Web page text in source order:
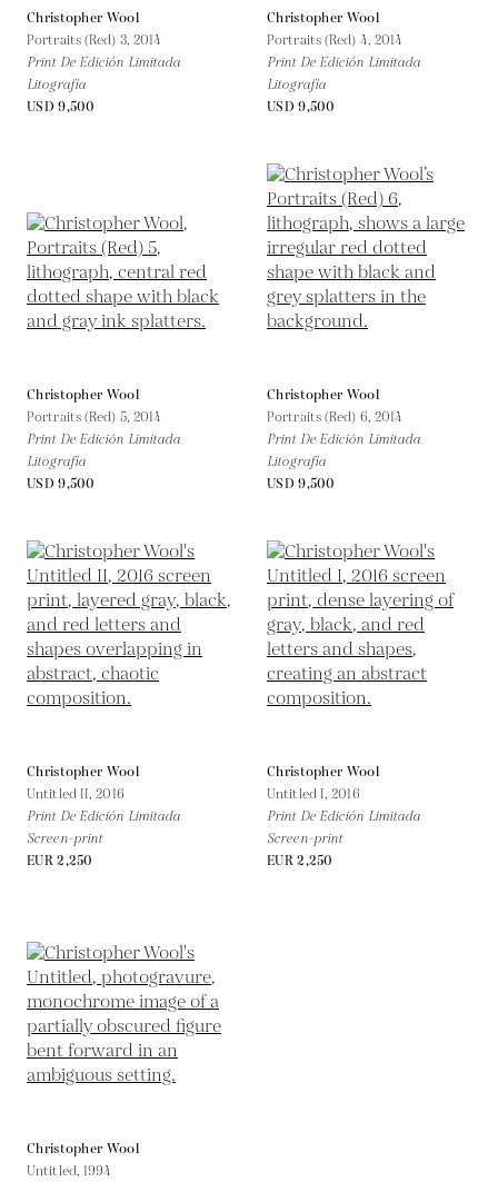
Christopher Wool
Portraits (Red) 3, 2014
Print De Edición Limitada
Litografía
USD 9,500
Christopher Wool
Portraits (Red) 4, 2014
Print De Edición Limitada
Litografía
USD 9,500
Christopher Wool
Portraits (Red) 5, 2014
Print De Edición Limitada
Litografía
USD 9,500
Christopher Wool
Portraits (Red) 6, 2014
Print De Edición Limitada
Litografía
USD 9,500
Christopher Wool
Untitled II,2016
Print De Edición Limitada
Screen-print
EUR 2,250
Christopher Wool
Untitled I,2016
Print De Edición Limitada
Screen-print
EUR 2,250
Christopher Wool
Untitled, 1994